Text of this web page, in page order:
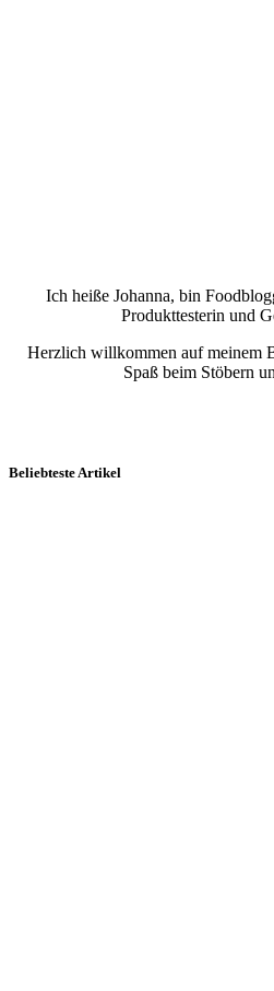
Ich heiße Johanna, bin
Produkttesterin und
Herzlich willkommen auf meinem
Spaß beim Stöbern
Beliebteste Artikel